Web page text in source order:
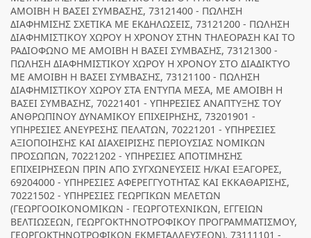
ΑΜΟΙΒΗ Η ΒΑΣΕΙ ΣΥΜΒΑΣΗΣ, 73121400 - ΠΩΛΗΣΗ
ΔΙΑΦΗΜΙΣΗΣ ΣΧΕΤΙΚΑ ΜΕ ΕΚΔΗΛΩΣΕΙΣ, 73121200 - ΠΩΛΗΣΗ
ΔΙΑΦΗΜΙΣΤΙΚΟΥ ΧΩΡΟΥ Η ΧΡΟΝΟΥ ΣΤΗΝ ΤΗΛΕΟΡΑΣΗ ΚΑΙ ΤΟ
ΡΑΔΙΟΦΩΝΟ ΜΕ ΑΜΟΙΒΗ Η ΒΑΣΕΙ ΣΥΜΒΑΣΗΣ, 73121300 -
ΠΩΛΗΣΗ ΔΙΑΦΗΜΙΣΤΙΚΟΥ ΧΩΡΟΥ Η ΧΡΟΝΟΥ ΣΤΟ ΔΙΑΔΙΚΤΥΟ
ΜΕ ΑΜΟΙΒΗ Η ΒΑΣΕΙ ΣΥΜΒΑΣΗΣ, 73121100 - ΠΩΛΗΣΗ
ΔΙΑΦΗΜΙΣΤΙΚΟΥ ΧΩΡΟΥ ΣΤΑ ΕΝΤΥΠΑ ΜΕΣΑ, ΜΕ ΑΜΟΙΒΗ Η
ΒΑΣΕΙ ΣΥΜΒΑΣΗΣ, 70221401 - ΥΠΗΡΕΣΙΕΣ ΑΝΑΠΤΥΞΗΣ ΤΟΥ
ΑΝΘΡΩΠΙΝΟΥ ΔΥΝΑΜΙΚΟΥ ΕΠΙΧΕΙΡΗΣΗΣ, 73201901 -
ΥΠΗΡΕΣΙΕΣ ΑΝΕΥΡΕΣΗΣ ΠΕΛΑΤΩΝ, 70221201 - ΥΠΗΡΕΣΙΕΣ
ΑΞΙΟΠΟΙΗΣΗΣ ΚΑΙ ΔΙΑΧΕΙΡΙΣΗΣ ΠΕΡΙΟΥΣΙΑΣ ΝΟΜΙΚΩΝ
ΠΡΟΣΩΠΩΝ, 70221202 - ΥΠΗΡΕΣΙΕΣ ΑΠΟΤΙΜΗΣΗΣ
ΕΠΙΧΕΙΡΗΣΕΩΝ ΠΡΙΝ ΑΠΟ ΣΥΓΧΩΝΕΥΣΕΙΣ Η/ΚΑΙ ΕΞΑΓΟΡΕΣ,
69204000 - ΥΠΗΡΕΣΙΕΣ ΑΦΕΡΕΓΓΥΟΤΗΤΑΣ ΚΑΙ ΕΚΚΑΘΑΡΙΣΗΣ,
70221502 - ΥΠΗΡΕΣΙΕΣ ΓΕΩΡΓΙΚΩΝ ΜΕΛΕΤΩΝ
(ΓΕΩΡΓΟΟΙΚΟΝΟΜΙΚΩΝ - ΓΕΩΡΓΟΤΕΧΝΙΚΩΝ, ΕΓΓΕΙΩΝ
ΒΕΛΤΙΩΣΕΩΝ, ΓΕΩΡΓΟΚΤΗΝΟΤΡΟΦΙΚΟΥ ΠΡΟΓΡΑΜΜΑΤΙΣΜΟΥ,
ΓΕΩΡΓΟΚΤΗΝΟΤΡΟΦΙΚΩΝ ΕΚΜΕΤΑΛΛΕΥΣΕΩΝ), 73111101 -